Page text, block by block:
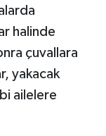
halinde
çuvallara
yakacak
ailelere